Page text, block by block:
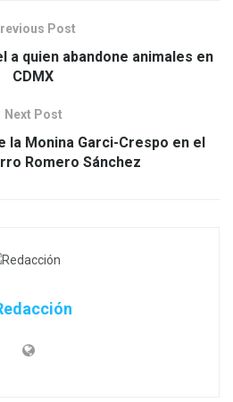
Post
a quien abandone animales en
CDMX
Next Post
la Monina Garci-Crespo en el
Romero Sánchez